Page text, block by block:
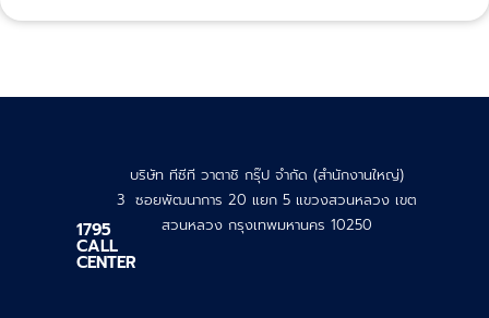
1795
CALL
CENTER
บริษัท ทีซีที วาตาชิ กรุ๊ป จำกัด (สำนักงานใหญ่)
3 ซอยพัฒนาการ 20 แยก 5 แขวงสวนหลวง เขต
สวนหลวง กรุงเทพมหานคร 10250